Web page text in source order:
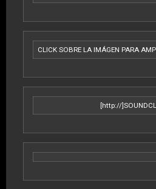
CLICK SOBRE LA IMÁGEN PARA
[http://